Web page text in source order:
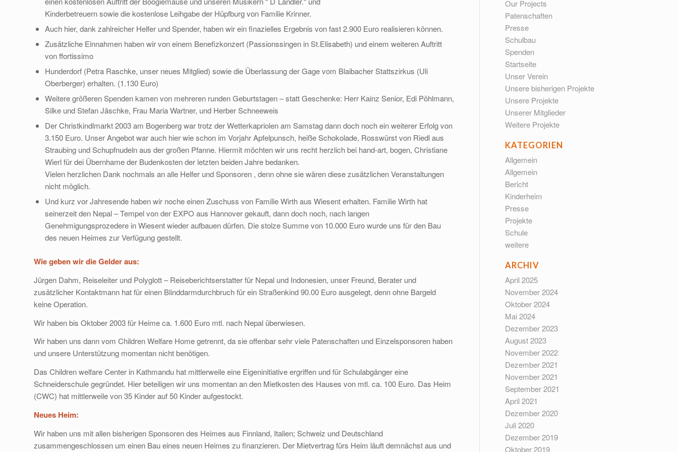
Kinderbetreuern sowie die kostenlose Leihgabe der Hüpfburg von Familie Krinner.
Auch hier, dank zahlreicher Helfer und Spender, haben wir ein finazielles Ergebnis von fast 2.900 Euro realisieren können.
Zusätzliche Einnahmen haben wir von einem Benefizkonzert (Passionssingen in St.Elisabeth) und einem weiteren Auftritt
von ffortissimo
Hunderdorf (Petra Raschke, unser neues Mitglied) sowie die Überlassung der Gage vom Blaibacher Stattszirkus (Uli
Oberberger) erhalten. (1.130 Euro)
Weitere größeren Spenden kamen von mehreren runden Geburtstagen – statt Geschenke: Herr Kainz Senior, Edi Pöhlmann,
Silke und Stefan Jäschke, Frau Maria Wartner, und Herber Schneeweis
Der Christkindlmarkt 2003 am Bogenberg war trotz der Wetterkapriolen am Samstag dann doch noch ein weiterer Erfolg von
3.150 Euro. Unser Angebot war auch hier wie schon im Vorjahr Apfelpunsch, heiße Schokolade, Rosswürst von Riedl aus
Straubing und Schupfnudeln aus der großen Pfanne. Hiermit möchten wir uns recht herzlich bei hand-art, bogen, Christiane
Wierl für dei Übernhame der Budenkosten der letzten beiden Jahre bedanken.
Vielen herzlichen Dank nochmals an alle Helfer und Sponsoren , denn ohne sie wären diese zusätzlichen Veranstaltungen
nicht möglich.
Und kurz vor Jahresende haben wir noche einen Zuschuss von Familie Wirth aus Wiesent erhalten. Familie Wirth hat
seinerzeit den Nepal – Tempel von der EXPO aus Hannover gekauft, dann doch noch, nach langen
Genehmigungsprozedere in Wiesent wieder aufbauen dürfen. Die stolze Summe von 10.000 Euro wurde uns für den Bau
des neuen Heimes zur Verfügung gestellt.
Wie geben wir die Gelder aus:
Jürgen Dahm, Reiseleiter und Polyglott – Reiseberichtserstatter für Nepal und Indonesien, unser Freund, Berater und
zusätzlicher Kontaktmann hat für einen Blinddarmdurchbruch für ein Straßenkind 90.00 Euro ausgelegt, denn ohne Bargeld
keine Operation.
Wir haben bis Oktober 2003 für Heime ca. 1.600 Euro mtl. nach Nepal überwiesen.
Wir haben uns dann vom Children Welfare Home getrennt, da sie offenbar sehr viele Patenschaften und Einzelsponsoren haben
und unsere Unterstützung momentan nicht benötigen.
Das Children welfare Center in Kathmandu hat mittlerweile eine Eigeninitiative ergriffen und für Schulabgänger eine
Schneiderschule gegründet. Hier beteiligen wir uns momentan an den Mietkosten des Hauses von mtl. ca. 100 Euro. Das Heim
(CWC) hat mittlerweile von 35 Kinder auf 50 Kinder aufgestockt.
Neues Heim:
Wir haben uns mit allen bisherigen Sponsoren des Heimes aus Finnland, Italien; Schweiz und Deutschland
zusammengeschlossen um einen Bau eines neuen Heimes zu finanzieren. Der Mietvertrag fürs Heim läuft demnächst aus und
Our Projects
Patenschaften
Presse
Schulbau
Spenden
Startseite
Unser Verein
Unsere bisherigen Projekte
Unsere Projekte
Unserer Mitglieder
Weitere Projekte
KATEGORIEN
Allgemein
Allgemein
Bericht
Kinderheim
Presse
Projekte
Schule
weitere
ARCHIV
April 2025
November 2024
Oktober 2024
Mai 2024
Dezember 2023
August 2023
November 2022
Dezember 2021
November 2021
September 2021
April 2021
Dezember 2020
Juli 2020
Dezember 2019
Oktober 2019